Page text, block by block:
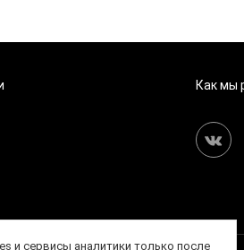
Как мы
и сервисы аналитики только после